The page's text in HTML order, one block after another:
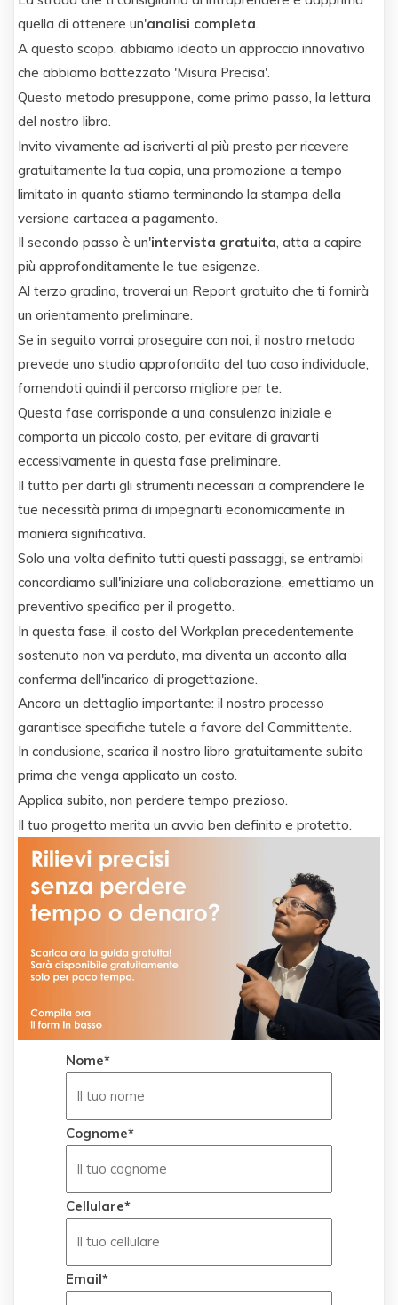
quella di ottenere un'analisi completa.
A questo scopo, abbiamo ideato un approccio innovativo
che abbiamo battezzato 'Misura Precisa'.
Questo metodo presuppone, come primo passo, la lettura
del nostro libro.
Invito vivamente ad iscriverti al più presto per ricevere
gratuitamente la tua copia, una promozione a tempo
limitato in quanto stiamo terminando la stampa della
versione cartacea a pagamento.
Il secondo passo è un'intervista gratuita, atta a capire
più approfonditamente le tue esigenze.
Al terzo gradino, troverai un Report gratuito che ti fornirà
un orientamento preliminare.
Se in seguito vorrai proseguire con noi, il nostro metodo
prevede uno studio approfondito del tuo caso individuale,
fornendoti quindi il percorso migliore per te.
Questa fase corrisponde a una consulenza iniziale e
comporta un piccolo costo, per evitare di gravarti
eccessivamente in questa fase preliminare.
Il tutto per darti gli strumenti necessari a comprendere le
tue necessità prima di impegnarti economicamente in
maniera significativa.
Solo una volta definito tutti questi passaggi, se entrambi
concordiamo sull'iniziare una collaborazione, emettiamo un
preventivo specifico per il progetto.
In questa fase, il costo del Workplan precedentemente
sostenuto non va perduto, ma diventa un acconto alla
conferma dell'incarico di progettazione.
Ancora un dettaglio importante: il nostro processo
garantisce specifiche tutele a favore del Committente.
In conclusione, scarica il nostro libro gratuitamente subito
prima che venga applicato un costo.
Applica subito, non perdere tempo prezioso.
Il tuo progetto merita un avvio ben definito e protetto.
Nome*
Cognome*
Cellulare*
Email*